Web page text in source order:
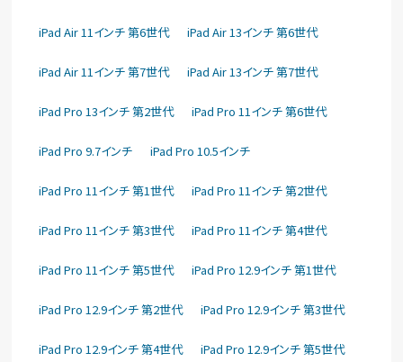
iPad Air 11インチ 第6世代 iPad Air 13インチ 第6世代
iPad Air 11インチ 第7世代 iPad Air 13インチ 第7世代
iPad Pro 13インチ 第2世代 iPad Pro 11インチ 第6世代
iPad Pro 9.7インチ iPad Pro 10.5インチ
iPad Pro 11インチ 第1世代 iPad Pro 11インチ 第2世代
iPad Pro 11インチ 第3世代 iPad Pro 11インチ 第4世代
iPad Pro 11インチ 第5世代 iPad Pro 12.9インチ 第1世代
iPad Pro 12.9インチ 第2世代 iPad Pro 12.9インチ 第3世代
iPad Pro 12.9インチ 第4世代 iPad Pro 12.9インチ 第5世代